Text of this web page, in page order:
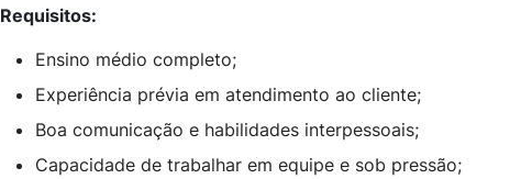
Requisitos:
Ensino médio completo;
Experiência prévia em atendimento ao cliente;
Boa comunicação e habilidades interpessoais;
Capacidade de trabalhar em equipe e sob pressão;